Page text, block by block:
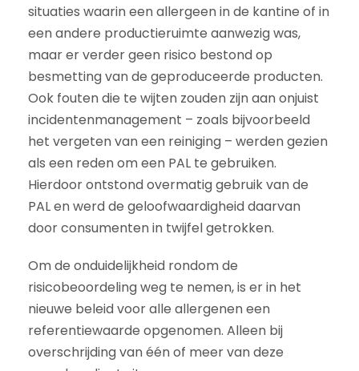
situaties waarin een allergeen in de kantine of in
een andere productieruimte aanwezig was,
maar er verder geen risico bestond op
besmetting van de geproduceerde producten.
Ook fouten die te wijten zouden zijn aan onjuist
incidentenmanagement – zoals bijvoorbeeld
het vergeten van een reiniging – werden gezien
als een reden om een PAL te gebruiken.
Hierdoor ontstond overmatig gebruik van de
PAL en werd de geloofwaardigheid daarvan
door consumenten in twijfel getrokken.
Om de onduidelijkheid rondom de
risicobeoordeling weg te nemen, is er in het
nieuwe beleid voor alle allergenen een
referentiewaarde opgenomen. Alleen bij
overschrijding van één of meer van deze